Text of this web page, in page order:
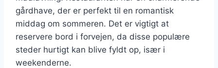
gårdhave, der er perfekt til en romantisk
middag om sommeren. Det er vigtigt at
reservere bord i forvejen, da disse populære
steder hurtigt kan blive fyldt op, især i
weekenderne.